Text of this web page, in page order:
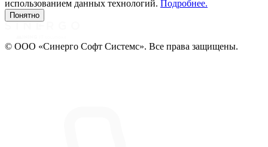
использованием данных технологий. Подробнее.
Понятно
© ООО «Синерго Софт Системс». Все права защищены.